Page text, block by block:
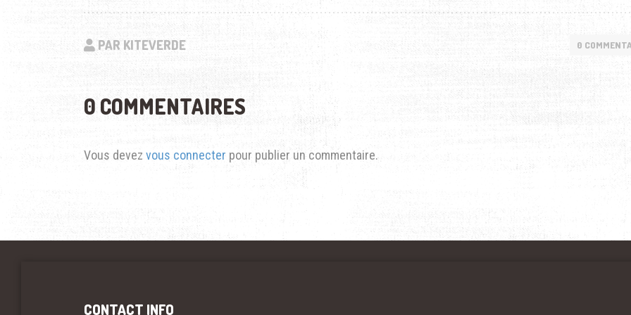
PAR KITEVERDE 0
0 COMMENTAIRES
Vous devez vous connecter pour publier un commentaire.
CONTACT INFO